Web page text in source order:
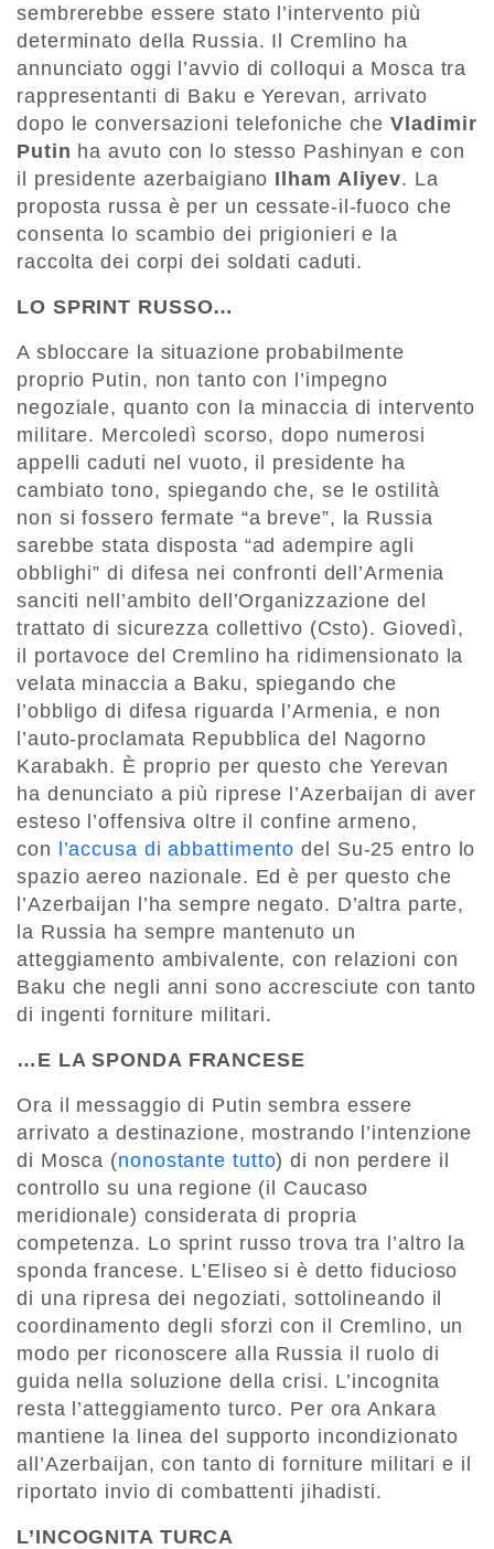
sembrerebbe essere stato l’intervento più
determinato della Russia. Il Cremlino ha
annunciato oggi l’avvio di colloqui a Mosca tra
rappresentanti di Baku e Yerevan, arrivato
dopo le conversazioni telefoniche cheVladimir
Putin ha avuto con lo stesso Pashinyan e con
il presidente azerbaigiano Ilham Aliyev. La
proposta russa è per un cessate-il-fuoco che
consenta lo scambio dei prigionieri e la
raccolta dei corpi dei soldati caduti.
LO SPRINT RUSSO…
A sbloccare la situazione probabilmente
proprio Putin, non tanto con l’impegno
negoziale, quanto con la minaccia di intervento
militare. Mercoledì scorso, dopo numerosi
appelli caduti nel vuoto, il presidente ha
cambiato tono, spiegando che, se le ostilità
non si fossero fermate “a breve”, la Russia
sarebbe stata disposta “ad adempire agli
obblighi” di difesa nei confronti dell’Armenia
sanciti nell’ambito dell’Organizzazione del
trattato di sicurezza collettivo (Csto). Giovedì,
il portavoce del Cremlino ha ridimensionato la
velata minaccia a Baku, spiegando che
l’obbligo di difesa riguarda l’Armenia, e non
l’auto-proclamata Repubblica del Nagorno
Karabakh. È proprio per questo che Yerevan
ha denunciato a più riprese l’Azerbaijan di aver
esteso l’offensiva oltre il confine armeno,
con l’accusa di abbattimento del Su-25 entro lo
spazio aereo nazionale. Ed è per questo che
l’Azerbaijan l’ha sempre negato. D’altra parte,
la Russia ha sempre mantenuto un
atteggiamento ambivalente, con relazioni con
Baku che negli anni sono accresciute con tanto
di ingenti forniture militari.
…E LA SPONDA FRANCESE
Ora il messaggio di Putin sembra essere
arrivato a destinazione, mostrando l’intenzione
di Mosca (nonostante tutto) di non perdere il
controllo su una regione (il Caucaso
meridionale) considerata di propria
competenza. Lo sprint russo trova tra l’altro la
sponda francese. L’Eliseo si è detto fiducioso
di una ripresa dei negoziati, sottolineando il
coordinamento degli sforzi con il Cremlino, un
modo per riconoscere alla Russia il ruolo di
guida nella soluzione della crisi. L’incognita
resta l’atteggiamento turco. Per ora Ankara
mantiene la linea del supporto incondizionato
all’Azerbaijan, con tanto di forniture militari e il
riportato invio di combattenti jihadisti.
L’INCOGNITA TURCA